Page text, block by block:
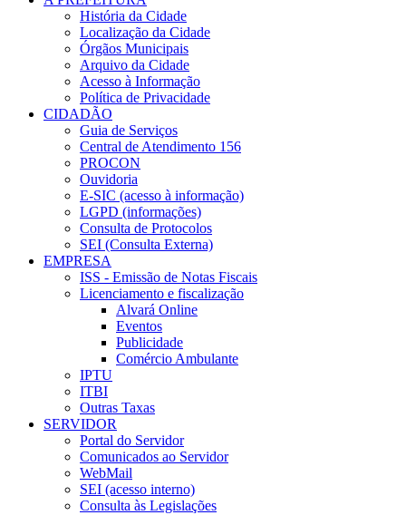
História da Cidade
Localização da Cidade
Órgãos Municipais
Arquivo da Cidade
Acesso à Informação
Política de Privacidade
CIDADÃO
Guia de Serviços
Central de Atendimento 156
PROCON
Ouvidoria
E-SIC (acesso à informação)
LGPD (informações)
Consulta de Protocolos
SEI (Consulta Externa)
EMPRESA
ISS - Emissão de Notas Fiscais
Licenciamento e fiscalização
Alvará Online
Eventos
Publicidade
Comércio Ambulante
IPTU
ITBI
Outras Taxas
SERVIDOR
Portal do Servidor
Comunicados ao Servidor
WebMail
SEI (acesso interno)
Consulta às Legislações